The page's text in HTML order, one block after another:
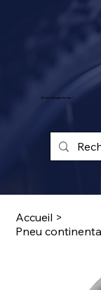
25 ans d'expérience !
Accueil >